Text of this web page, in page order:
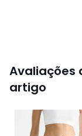
Avaliações
artigo